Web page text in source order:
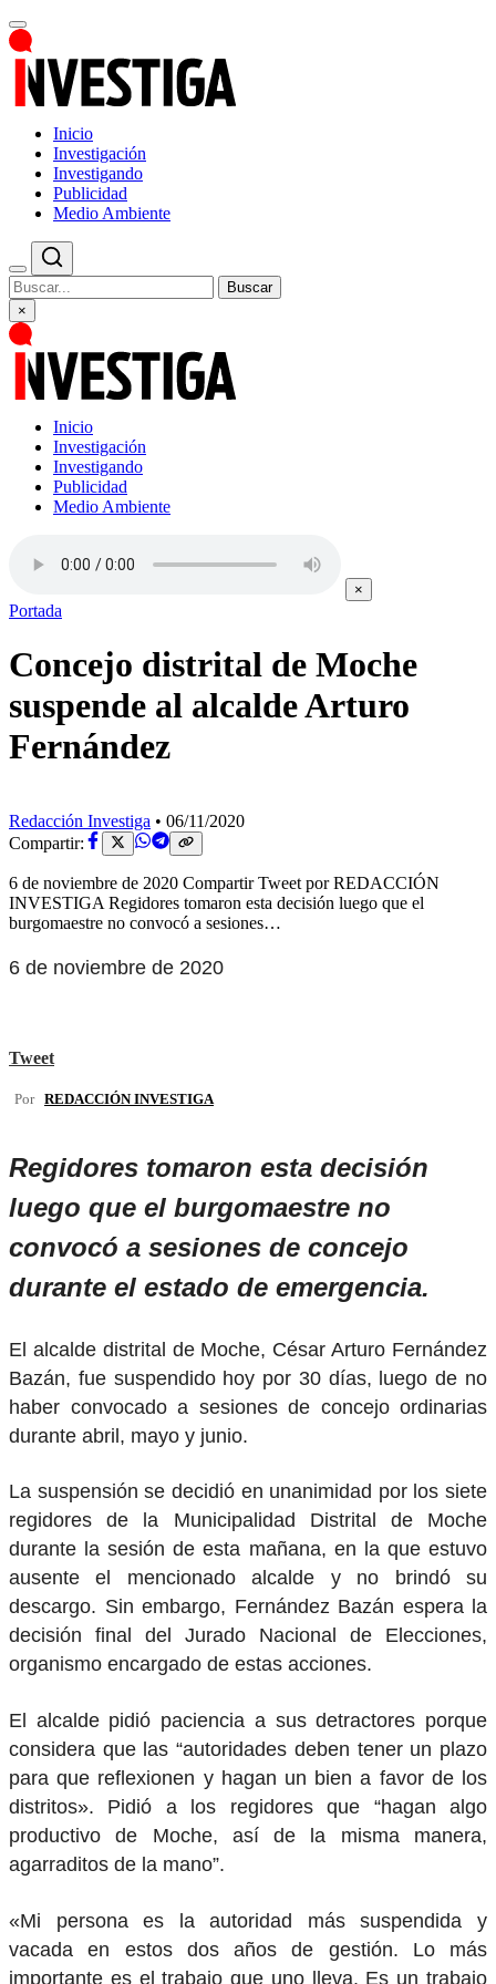
Inicio
Investigación
Investigando
Publicidad
Medio Ambiente
Buscar
×
Inicio
Investigación
Investigando
Publicidad
Medio Ambiente
×
Portada
Concejo distrital de Moche
suspende al alcalde Arturo
Fernández
Redacción Investiga • 06/11/2020
Compartir:
6 de noviembre de 2020 Compartir Tweet por REDACCIÓN
INVESTIGA Regidores tomaron esta decisión luego que el
burgomaestre no convocó a sesiones…
6 de noviembre de 2020
Tweet
Por REDACCIÓN INVESTIGA
Regidores tomaron esta decisión
luego que el burgomaestre no
convocó a sesiones de concejo
durante el estado de emergencia.
El alcalde distrital de Moche, César Arturo Fernández
Bazán, fue suspendido hoy por 30 días, luego de no
haber convocado a sesiones de concejo ordinarias
durante abril, mayo y junio.
La suspensión se decidió en unanimidad por los siete
regidores de la Municipalidad Distrital de Moche
durante la sesión de esta mañana, en la que estuvo
ausente el mencionado alcalde y no brindó su
descargo. Sin embargo, Fernández Bazán espera la
decisión final del Jurado Nacional de Elecciones,
organismo encargado de estas acciones.
El alcalde pidió paciencia a sus detractores porque
considera que las “autoridades deben tener un plazo
para que reflexionen y hagan un bien a favor de los
distritos». Pidió a los regidores que “hagan algo
productivo de Moche, así de la misma manera,
agarraditos de la mano”.
«Mi persona es la autoridad más suspendida y
vacada en estos dos años de gestión. Lo más
importante es el trabajo que uno lleva. Es un trabajo